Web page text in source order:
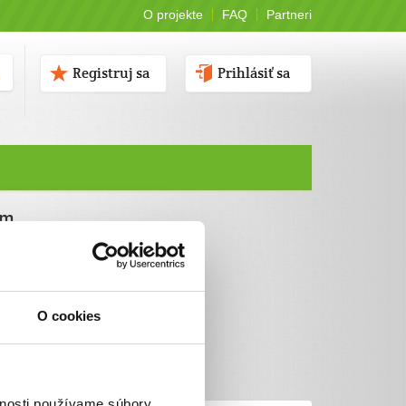
O cookies
O projekte FAQ Partneri
Prihlásiť sa
Registruj sa